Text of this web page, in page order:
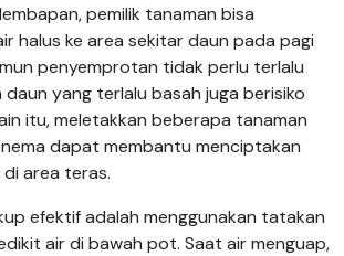
pemilik tanaman bisa
halus ke area sekitar daun pada pagi
penyemprotan tidak perlu terlalu
yang terlalu basah juga berisiko
itu, meletakkan beberapa tanaman
dapat membantu menciptakan
area teras.
efektif adalah menggunakan tatakan
air di bawah pot. Saat air menguap,